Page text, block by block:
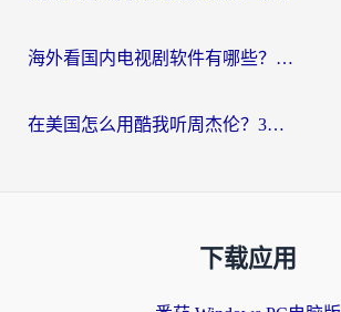
海外看国内电视剧软件有哪些？海外党专属追剧指南来了
在美国怎么用酷我听周杰伦？3步解决海外听歌地域限制，附QQ音乐网易云通用技巧
下载应用